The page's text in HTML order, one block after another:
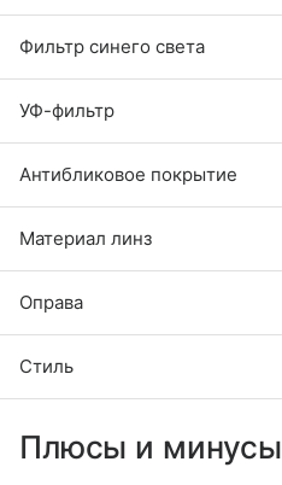
Фильтр синего света
УФ-фильтр
Антибликовое покрытие
Материал линз
Оправа
Стиль
Плюсы и минусы